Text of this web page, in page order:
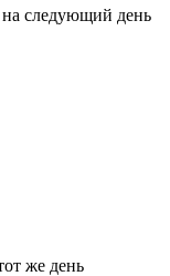
на следующий день
же день